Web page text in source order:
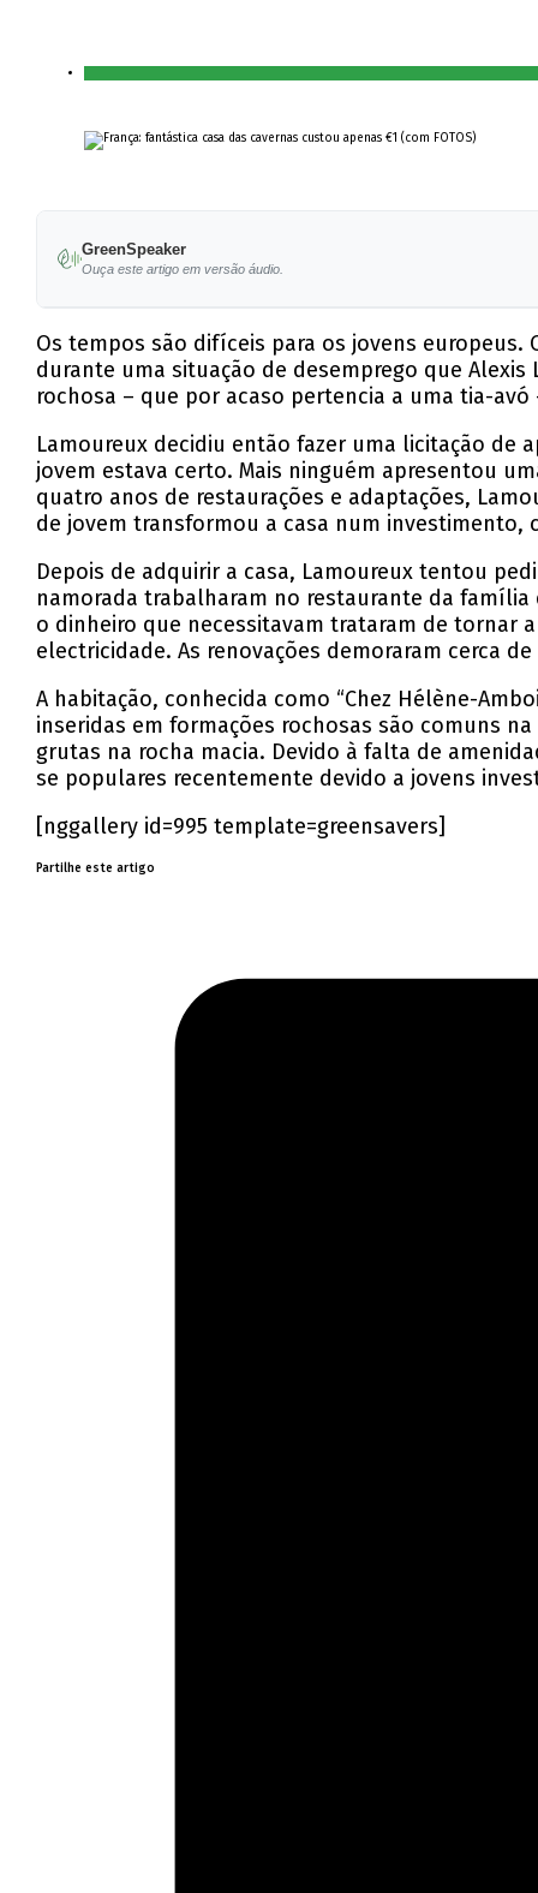
GreenSpeaker
Ouça este artigo em versão áudio.
Os tempos são difíceis para os jovens
durante uma situação de desemprego que
rochosa – que por acaso pertencia a uma tia-
Lamoureux decidiu então fazer uma licitação de
jovem estava certo. Mais ninguém apresentou
quatro anos de restaurações e adaptações,
de jovem transformou a casa num
Depois de adquirir a casa, Lamoureux tentou
namorada trabalharam no restaurante da
o dinheiro que necessitavam trataram de tornar
electricidade. As renovações demoraram cerca
A habitação, conhecida como “Chez Hélène-
inseridas em formações rochosas são comuns
grutas na rocha macia. Devido à falta de
se populares recentemente devido a jovens
[nggallery id=995 template=greensavers]
Partilhe este artigo